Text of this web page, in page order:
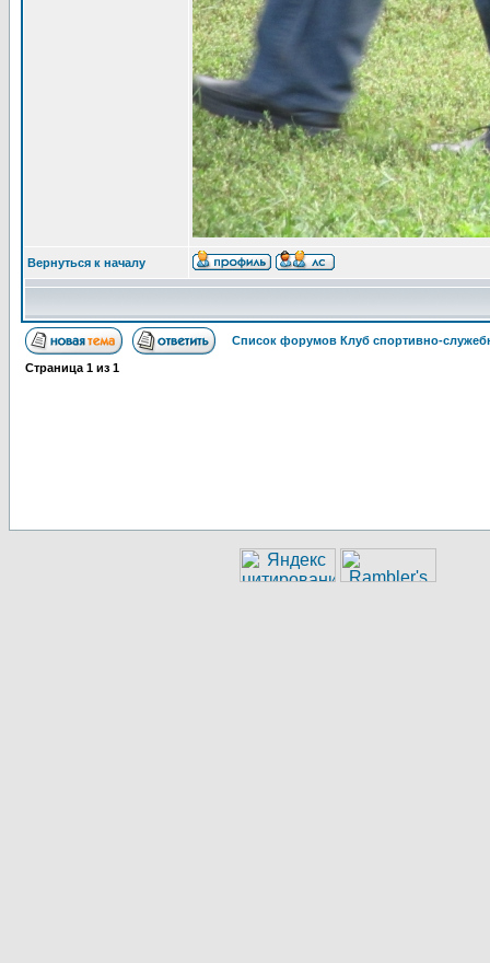
Вернуться к началу
Список форумов Клуб спортивно-
Страница 1 из 1